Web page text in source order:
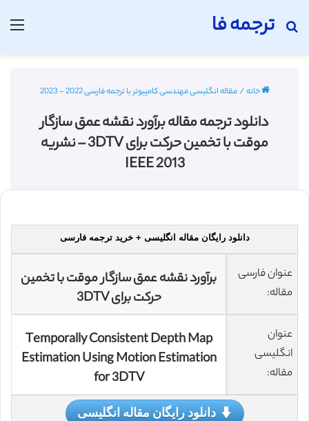
ترجمه فا
جستجو برای
خانه/مقاله انگلیسی مهندسی کامپیوتر با ترجمه فارسی 2022 - 2023
دانلود ترجمه مقاله برآورد نقشه عمق سازگار
موقت با تخمین حرکت برای 3DTV – نشریه
2013 IEEE
دانلود رایگان مقاله انگلیسی + خرید ترجمه فارسی
عنوان فارسی
مقاله:
برآورد نقشه عمق سازگار موقت با تخمین
حرکت برای 3DTV
عنوان
انگلیسی
مقاله:
Temporally Consistent Depth Map
Estimation Using Motion Estimation
for 3DTV
دانلود رایگان مقاله انگلیسی